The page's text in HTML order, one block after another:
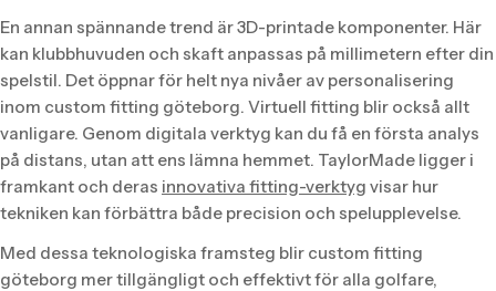
En annan spännande trend är 3D-printade komponenter. Här
kan klubbhuvuden och skaft anpassas på millimetern efter din
spelstil. Det öppnar för helt nya nivåer av personalisering
inom custom fitting göteborg. Virtuell fitting blir också allt
vanligare. Genom digitala verktyg kan du få en första analys
på distans, utan att ens lämna hemmet. TaylorMade ligger i
framkant och deras innovativa fitting-verktyg visar hur
tekniken kan förbättra både precision och spelupplevelse.
Med dessa teknologiska framsteg blir custom fitting
göteborg mer tillgängligt och effektivt för alla golfare,